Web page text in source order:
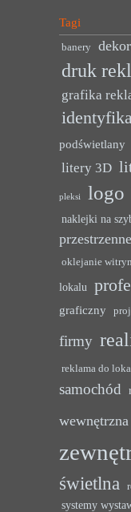
Tagi
banery
druk
grafika
podświetlany
litery 3D
pleksi logo
naklejki na
przestrzenne
oklejanie witryn
lokalu
graficzny
firmy
reklama do
samochód
wewnętrzna
świetlna
systemy